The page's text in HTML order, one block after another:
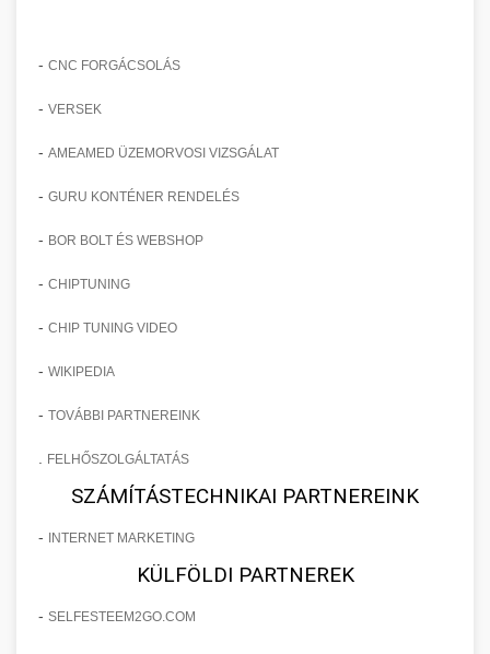
- CNC FORGÁCSOLÁS
- VERSEK
- AMEAMED ÜZEMORVOSI VIZSGÁLAT
- GURU KONTÉNER RENDELÉS
- BOR BOLT ÉS WEBSHOP
- CHIPTUNING
- CHIP TUNING VIDEO
- WIKIPEDIA
- TOVÁBBI PARTNEREINK
FELHŐSZOLGÁLTATÁS
SZÁMÍTÁSTECHNIKAI PARTNEREINK
- INTERNET MARKETING
KÜLFÖLDI PARTNEREK
- SELFESTEEM2GO.COM